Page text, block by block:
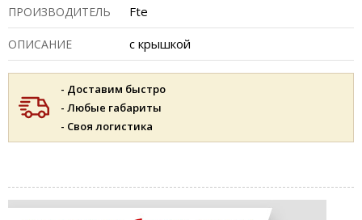
ПРОИЗВОДИТЕЛЬ Fte
ОПИСАНИЕ с крышкой
- Доставим быстро
- Любые габариты
- Своя логистика